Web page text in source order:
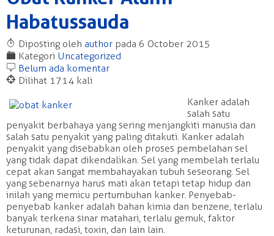
Habatussauda
T Diposting oleh author pada 6 October 2015
F Kategori Uncategorized
b Belum ada komentar
@ Dilihat 1714 kali
Kanker adalah
salah satu
penyakit berbahaya yang sering menjangkiti manusia dan
salah satu penyakit yang paling ditakuti. Kanker adalah
penyakit yang disebabkan oleh proses pembelahan sel
yang tidak dapat dikendalikan. Sel yang membelah terlalu
cepat akan sangat membahayakan tubuh seseorang. Sel
yang sebenarnya harus mati akan tetapi tetap hidup dan
inilah yang memicu pertumbuhan kanker. Penyebab-
penyebab kanker adalah bahan kimia dan benzene, terlalu
banyak terkena sinar matahari, terlalu gemuk, faktor
keturunan, radasi, toxin, dan lain lain.